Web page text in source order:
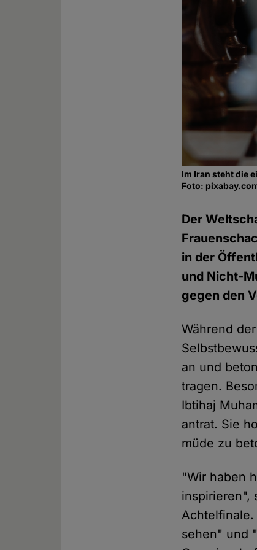
Im Iran steht die
Foto:
Der
in der
und Nicht-
gegen den
Während
an und
tragen.
Ibtihaj
antrat. Sie
müde zu
"Wir haben
inspirieren",
Achtelfinale.
sehen" und